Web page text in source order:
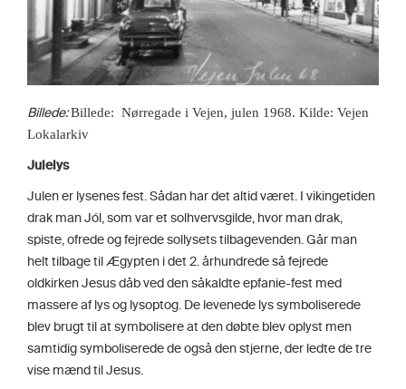
Billede:Billede: Nørregade i Vejen, julen 1968. Kilde: Vejen
Lokalarkiv
Julelys
Julen er lysenes fest. Sådan har det altid været. I vikingetiden
drak man Jól, som var et solhvervsgilde, hvor man drak,
spiste, ofrede og fejrede sollysets tilbagevenden. Går man
helt tilbage til Ægypten i det 2. århundrede så fejrede
oldkirken Jesus dåb ved den såkaldte epfanie-fest med
massere af lys og lysoptog. De levenede lys symboliserede
blev brugt til at symbolisere at den døbte blev oplyst men
samtidig symboliserede de også den stjerne, der ledte de tre
vise mænd til Jesus.